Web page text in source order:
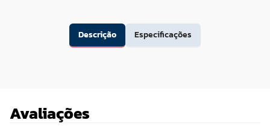
Descrição Especificações
Avaliações